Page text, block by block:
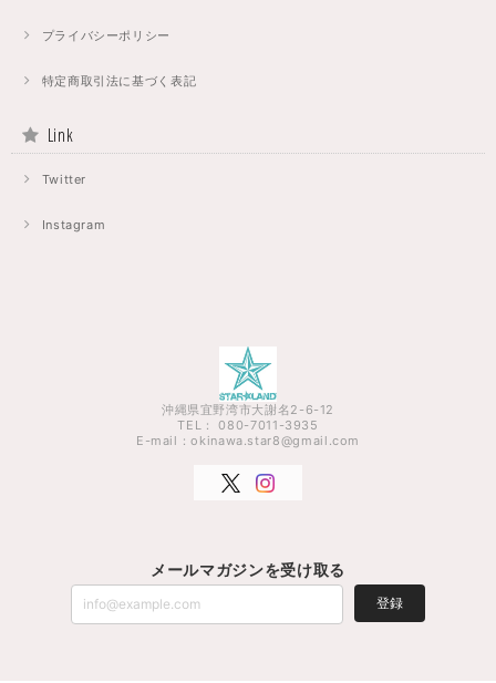
プライバシーポリシー
特定商取引法に基づく表記
Link
Twitter
Instagram
沖縄県宜野湾市大謝名2-6-12
TEL： 080-7011-3935
E-mail：okinawa.star8@gmail.com
メールマガジンを受け取る
登録